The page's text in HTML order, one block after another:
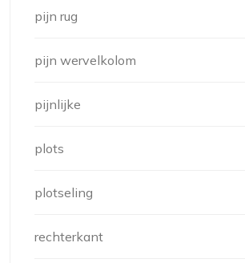
pijn rug
pijn wervelkolom
pijnlijke
plots
plotseling
rechterkant